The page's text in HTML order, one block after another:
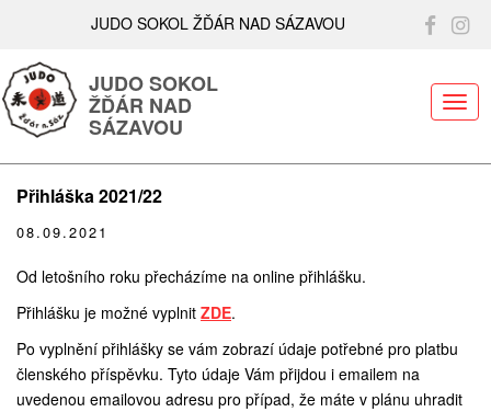
JUDO SOKOL ŽĎÁR NAD SÁZAVOU
JUDO SOKOL
ŽĎÁR NAD
SÁZAVOU
Přihláška 2021/22
08.09.2021
Od letošního roku přecházíme na online přihlášku.
Přihlášku je možné vyplnit ZDE.
Po vyplnění přihlášky se vám zobrazí údaje potřebné pro platbu
členského příspěvku. Tyto údaje Vám přijdou i emailem na
uvedenou emailovou adresu pro případ, že máte v plánu uhradit